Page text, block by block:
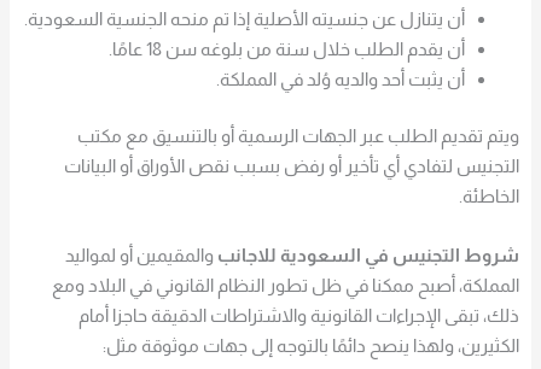
أن يتنازل عن جنسيته الأصلية إذا تم منحه الجنسية السعودية.
أن يقدم الطلب خلال سنة من بلوغه سن 18 عامًا.
أن يثبت أحد والديه وُلد في المملكة.
ويتم تقديم الطلب عبر الجهات الرسمية أو بالتنسيق مع مكتب
التجنيس لتفادي أي تأخير أو رفض بسبب نقص الأوراق أو البيانات
الخاطئة.
شروط التجنيس في السعودية للاجانب والمقيمين أو لمواليد
المملكة، أصبح ممكنا في ظل تطور النظام القانوني في البلاد ومع
ذلك، تبقى الإجراءات القانونية والاشتراطات الدقيقة حاجزا أمام
الكثيرين، ولهذا ينصح دائمًا بالتوجه إلى جهات موثوقة مثل: